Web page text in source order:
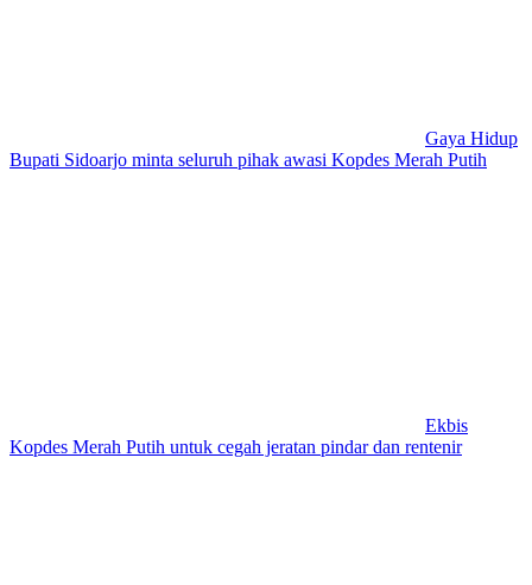
Gaya Hidup
Bupati Sidoarjo minta seluruh pihak awasi Kopdes Merah Putih
Ekbis
Kopdes Merah Putih untuk cegah jeratan pindar dan rentenir